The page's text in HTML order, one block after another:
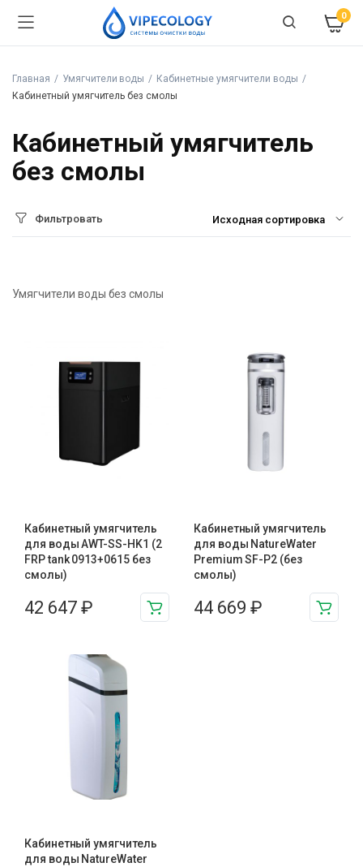
0
Главная Умягчители воды
Кабинетные умягчители воды
Кабинетный умягчитель без смолы
Кабинетный умягчитель
без смолы
Фильтровать
Умягчители воды без смолы
Кабинетный умягчитель
для воды AWT-SS-HK1 (2
FRP tank 0913+0615 без
смолы)
42 647 ₽
Кабинетный умягчитель
для воды NatureWater
Premium SF-P2 (без
смолы)
44 669 ₽
Кабинетный умягчитель
для воды NatureWater